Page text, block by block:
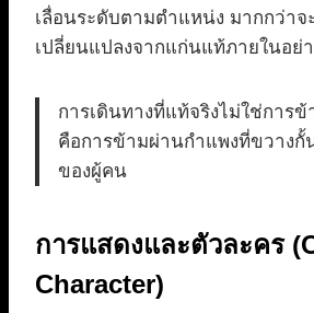
เลื่อนระดับตามตำแหน่ง มากกว่าจ
เปลี่ยนแปลงจากแก่นแท้ภายในอย่
การเดินทางที่แท้จริงไม่ใช่การ
คือการข้ามผ่านกำแพงที่ขวางกั้
ของผู้คน
การแสดงและตัวละคร
Character)